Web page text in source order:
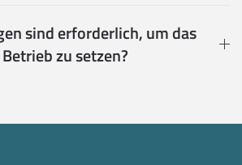
sind erforderlich, um das
zu setzen?